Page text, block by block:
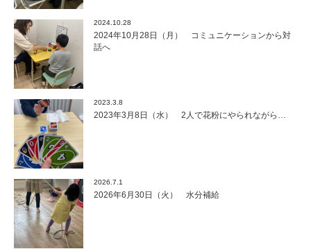
2024.10.28
2024年10月28日（月） コミュニケーションから対
話へ
2023.3.8
2023年3月8日（水） 2人で花粉にやられながら…
2026.7.1
2026年6月30日（火） 水分補給